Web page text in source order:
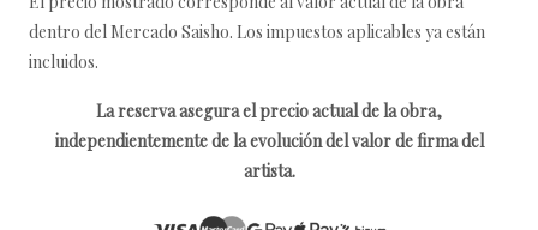
dentro del Mercado Saisho. Los impuestos aplicables ya están
incluidos.
La reserva asegura el precio actual de la obra,
independientemente de la evolución del valor de firma del
artista.